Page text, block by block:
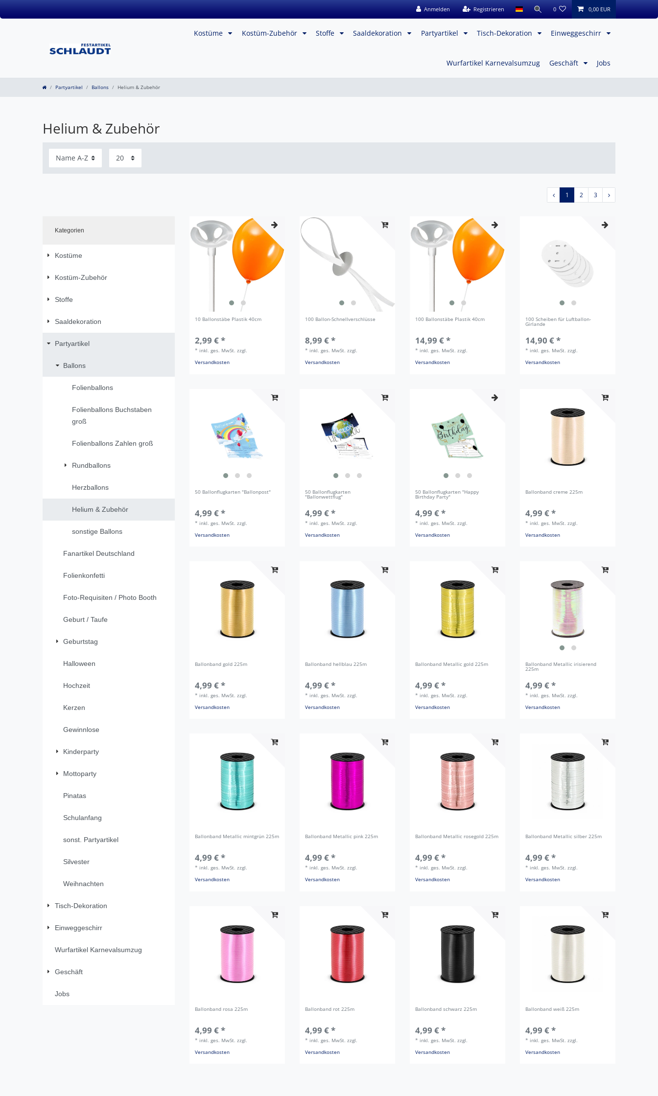
Anmelden Registrieren 0 0,00 EUR
Kostüme Kostüm-Zubehör Stoffe Saaldekoration Partyartikel Tisch-Dekoration Einweggeschirr
Wurfartikel Karnevalsumzug Geschäft Jobs
Partyartikel Ballons Helium & Zubehör
Helium & Zubehör
1 2 3
Kategorien
Kostüme
Kostüm-Zubehör
Stoffe
Saaldekoration
Partyartikel
Ballons
Folienballons
Folienballons Buchstaben
groß
Folienballons Zahlen groß
Rundballons
Herzballons
Helium & Zubehör
sonstige Ballons
Fanartikel Deutschland
Folienkonfetti
Foto-Requisiten / Photo Booth
Geburt / Taufe
Geburtstag
Halloween
Hochzeit
Kerzen
Gewinnlose
Kinderparty
Mottoparty
Pinatas
Schulanfang
sonst. Partyartikel
Silvester
Weihnachten
Tisch-Dekoration
Einweggeschirr
Wurfartikel Karnevalsumzug
Geschäft
Jobs
10 Ballonstäbe Plastik 40cm
2,99 € *
* inkl. ges. MwSt. zzgl.
Versandkosten
100 Ballon-Schnellverschlüsse
8,99 € *
* inkl. ges. MwSt. zzgl.
Versandkosten
100 Ballonstäbe Plastik 40cm
14,99 € *
* inkl. ges. MwSt. zzgl.
Versandkosten
100 Scheiben für Luftballon-
Girlande
14,90 € *
* inkl. ges. MwSt. zzgl.
Versandkosten
50 Ballonflugkarten "Ballonpost"
4,99 € *
* inkl. ges. MwSt. zzgl.
Versandkosten
50 Ballonflugkarten
"Ballonwettflug"
4,99 € *
* inkl. ges. MwSt. zzgl.
Versandkosten
50 Ballonflugkarten "Happy
Birthday Party"
4,99 € *
* inkl. ges. MwSt. zzgl.
Versandkosten
Ballonband creme 225m
4,99 € *
* inkl. ges. MwSt. zzgl.
Versandkosten
Ballonband gold 225m
4,99 € *
* inkl. ges. MwSt. zzgl.
Versandkosten
Ballonband hellblau 225m
4,99 € *
* inkl. ges. MwSt. zzgl.
Versandkosten
Ballonband Metallic gold 225m
4,99 € *
* inkl. ges. MwSt. zzgl.
Versandkosten
Ballonband Metallic irisierend
225m
4,99 € *
* inkl. ges. MwSt. zzgl.
Versandkosten
Ballonband Metallic mintgrün 225m
4,99 € *
* inkl. ges. MwSt. zzgl.
Versandkosten
Ballonband Metallic pink 225m
4,99 € *
* inkl. ges. MwSt. zzgl.
Versandkosten
Ballonband Metallic rosegold 225m
4,99 € *
* inkl. ges. MwSt. zzgl.
Versandkosten
Ballonband Metallic silber 225m
4,99 € *
* inkl. ges. MwSt. zzgl.
Versandkosten
Ballonband rosa 225m
4,99 € *
* inkl. ges. MwSt. zzgl.
Versandkosten
Ballonband rot 225m
4,99 € *
* inkl. ges. MwSt. zzgl.
Versandkosten
Ballonband schwarz 225m
4,99 € *
* inkl. ges. MwSt. zzgl.
Versandkosten
Ballonband weiß 225m
4,99 € *
* inkl. ges. MwSt. zzgl.
Versandkosten